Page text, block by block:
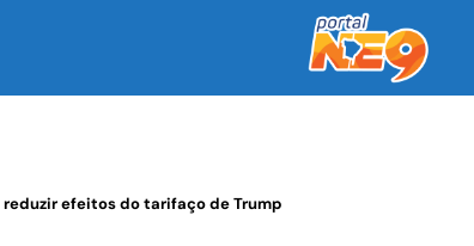
efeitos do tarifaço de Trump